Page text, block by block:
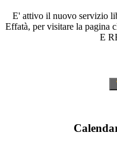
E' attivo il nuovo servizio
Effatà, per visitare la pagina
E